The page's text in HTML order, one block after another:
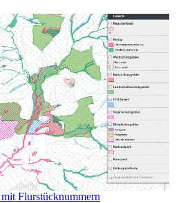
Flurstücknummern